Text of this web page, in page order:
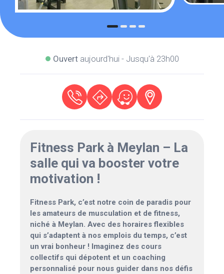
Ouvertaujourd'hui - Jusqu'à 23h00
Fitness Park à Meylan – La
salle qui va booster votre
motivation !
Fitness Park, c’est notre coin de paradis pour
les amateurs de musculation et de fitness,
niché à Meylan. Avec des horaires flexibles
qui s’adaptent à nos emplois du temps, c’est
un vrai bonheur ! Imaginez des cours
collectifs qui dépotent et un coaching
personnalisé pour nous guider dans nos défis